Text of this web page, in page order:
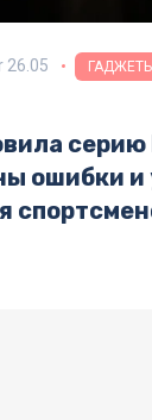
26.05 ГАДЖЕТЫ
ошибки